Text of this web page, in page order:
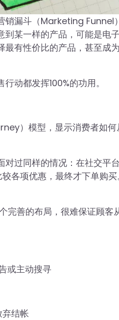
销漏斗（Marketing Funnel
到某一样的产品，可能是电
有性价比的产品，甚至成
动都发挥100%的功用。
）模型，显示消费者如何
对过同样的情况：在社交平
各项优惠，最终才下单购买
善的布局，很难保证顾客
或主动搜寻
结帐